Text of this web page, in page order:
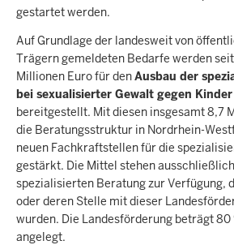
gestartet werden.
Auf Grundlage der landesweit von
Trägern gemeldeten Bedarfe werden
Millionen Euro für denAusbau der
bei sexualisierter Gewalt gegen
bereitgestellt. Mit diesen insgesamt 8,7
die Beratungsstruktur in Nordrhein-
neuen Fachkraftstellen für die
gestärkt. Die Mittel stehen
spezialisierten Beratung zur Verfügung,
oder deren Stelle mit dieser
wurden. Die Landesförderung beträgt
angelegt.